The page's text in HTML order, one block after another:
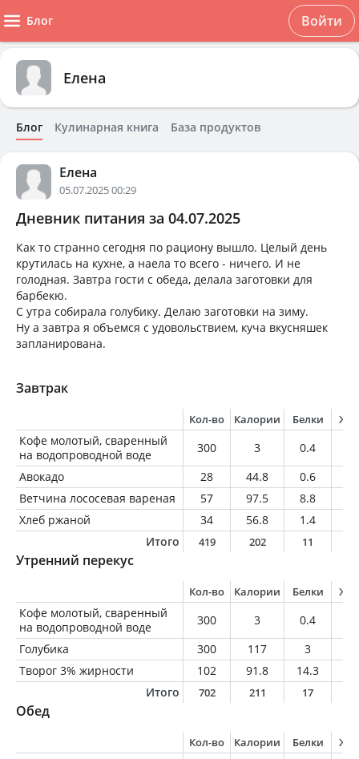
Блог Войти
Елена
Блог Кулинарная книга База продуктов
Елена
05.07.2025 00:29
Дневник питания за 04.07.2025
Как то странно сегодня по рациону вышло. Целый день
крутилась на кухне, а наела то всего - ничего. И не
голодная. Завтра гости с обеда, делала заготовки для
барбекю.
С утра собирала голубику. Делаю заготовки на зиму.
Ну а завтра я объемся с удовольствием, куча вкусняшек
запланирована.
Завтрак
Кол-во Калории Белки
Кофе молотый, сваренный
на водопроводной воде
300 3 0.4
Авокадо
28 44.8 0.6
Ветчина лососевая вареная
57 97.5 8.8
Хлеб ржаной
34 56.8 1.4
Итого
419 202 11
Утренний перекус
Кол-во Калории Белки
Кофе молотый, сваренный
на водопроводной воде
300 3 0.4
Голубика
300 117 3
Творог 3% жирности
102 91.8 14.3
Итого
702 211 17
Обед
Кол-во Калории Белки